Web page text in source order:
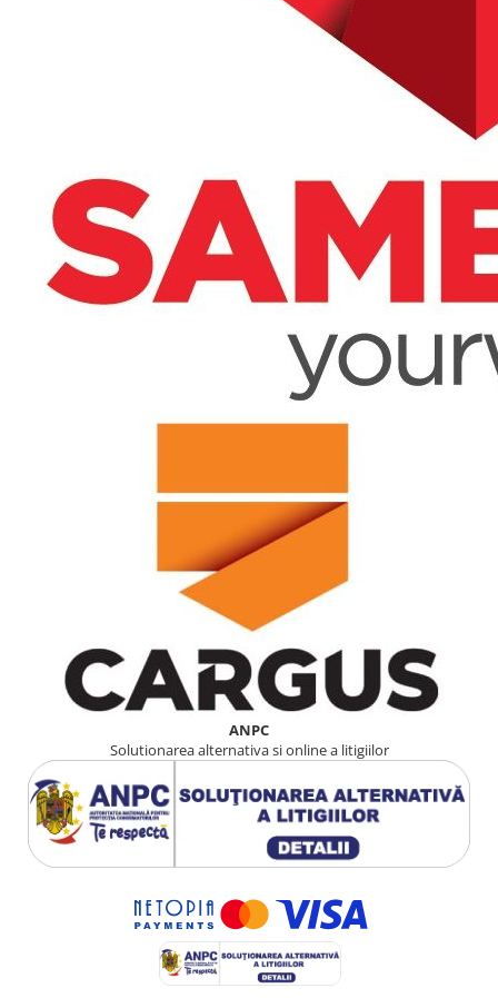
ANPC
Solutionarea alternativa si online a litigiilor